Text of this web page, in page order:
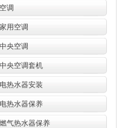
空调
家用空调
中央空调
中央空调套机
电热水器安装
电热水器保养
燃气热水器保养